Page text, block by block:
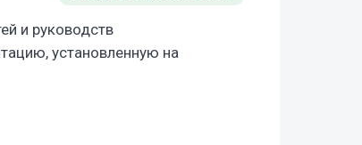
и руководств
установленную на